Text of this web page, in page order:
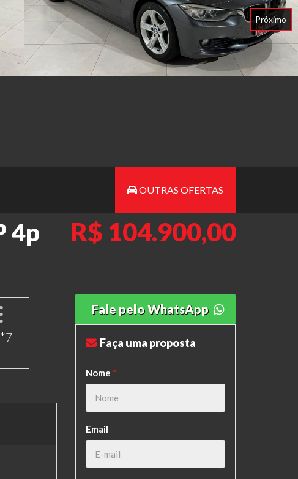
Próximo
OUTRAS OFERTAS
4p
R$ 104.900,00
Fale pelo WhatsApp
Faça uma proposta
Nome *
Email